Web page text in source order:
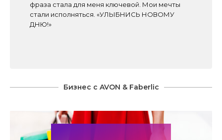
фраза стала для меня ключевой. Мои мечты
стали исполняться. «УЛЫБНИСЬ НОВОМУ
ДНЮ!»
Бизнес с AVON & Faberlic